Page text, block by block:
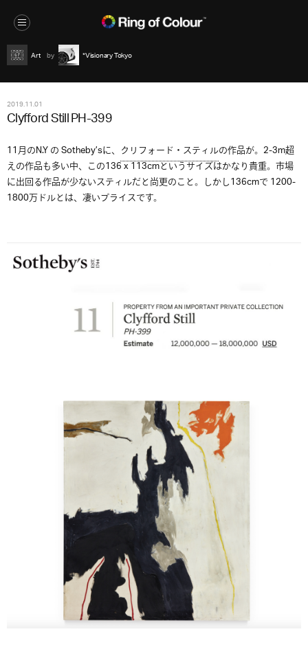
Art *Visionary Tokyo
2019.11.01
Clyfford Still PH-399
11月のN.Y の Sotheby’sに、 クリフォード・スティルの作品が。2-3m超
えの作品も多い中、この136 x 113cmというサイズはかなり貴重。市場
に出回る作品が少ないスティルだと尚更のこと。しかし136cmで 1200-
1800万ドルとは、凄いプライスです。